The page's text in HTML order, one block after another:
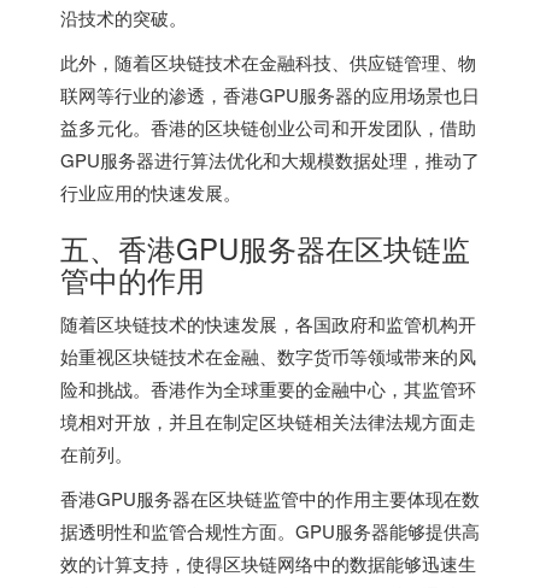
沿技术的突破。
此外，随着区块链技术在金融科技、供应链管理、物
联网等行业的渗透，香港GPU服务器的应用场景也日
益多元化。香港的区块链创业公司和开发团队，借助
GPU服务器进行算法优化和大规模数据处理，推动了
行业应用的快速发展。
五、香港GPU服务器在区块链监
管中的作用
随着区块链技术的快速发展，各国政府和监管机构开
始重视区块链技术在金融、数字货币等领域带来的风
险和挑战。香港作为全球重要的金融中心，其监管环
境相对开放，并且在制定区块链相关法律法规方面走
在前列。
香港GPU服务器在区块链监管中的作用主要体现在数
据透明性和监管合规性方面。GPU服务器能够提供高
效的计算支持，使得区块链网络中的数据能够迅速生